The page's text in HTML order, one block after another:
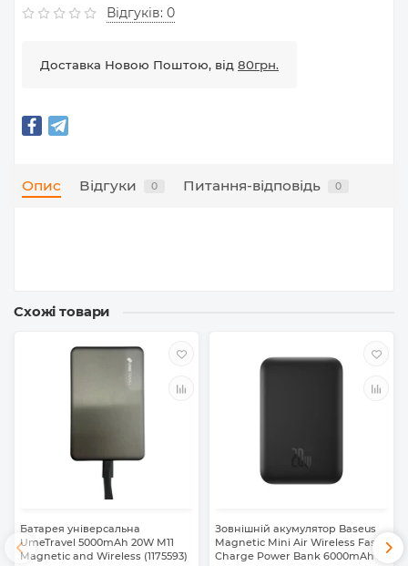
Відгуків: 0
Доставка Новою Поштою, від 80грн.
Опис Відгуки 0 Питання-відповідь 0
Схожі товари
Батарея універсальна
UmeTravel 5000mAh 20W M11
Magnetic and Wireless (1175593)
Зовнішній акумулятор Baseus
Magnetic Mini Air Wireless Fast
Charge Power Bank 6000mAh